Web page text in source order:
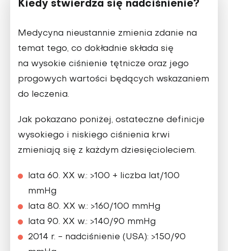
Kiedy stwierdza się nadciśnienie?
Medycyna nieustannie zmienia zdanie na
temat tego, co dokładnie składa się
na wysokie ciśnienie tętnicze oraz jego
progowych wartości będących wskazaniem
do leczenia.
Jak pokazano poniżej, ostateczne definicje
wysokiego i niskiego ciśnienia krwi
zmieniają się z każdym dziesięcioleciem.
lata 60. XX w.: >100 + liczba lat/100
mmHg
lata 80. XX w.: >160/100 mmHg
lata 90. XX w.: >140/90 mmHg
2014 r. - nadciśnienie (USA): >150/90